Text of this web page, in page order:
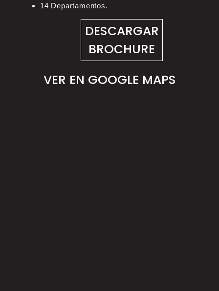
14 Departamentos.
DESCARGAR
BROCHURE
VER EN GOOGLE MAPS